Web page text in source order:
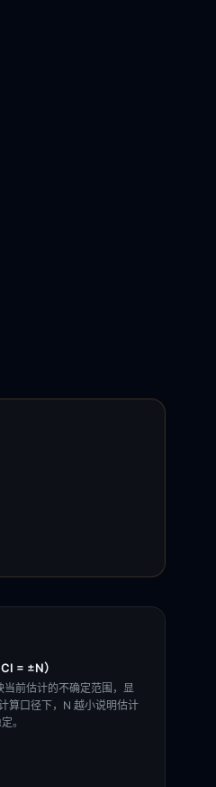
= ±N）
当前估计的不确定范围，显
算口径下，N 越小说明估计
。